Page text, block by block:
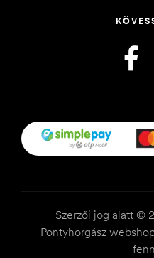
Szerzői jog alatt ©
Pontyhorgász